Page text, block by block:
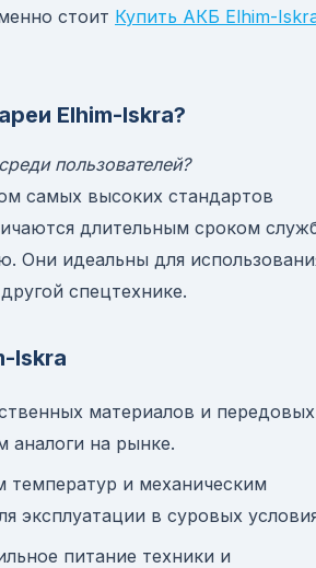
стоит Купить АКБ Elhim-
Elhim-Iskra?
пользователей?
самых высоких стандартов
длительным сроком
Они идеальны для
спецтехнике.
Iskra
материалов и передовых
аналоги на рынке.
и механическим
эксплуатации в суровых
питание техники и